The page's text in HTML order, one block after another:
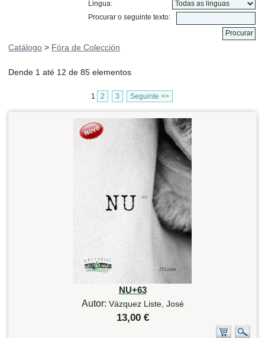
Lingua:
Procurar o seguinte texto:
Catálogo > Fóra de Colección
Dende 1 até 12 de 85 elementos
1 2 3 Seguinte >>
NU+63
Autor: Vázquez Liste, José
13,00 €